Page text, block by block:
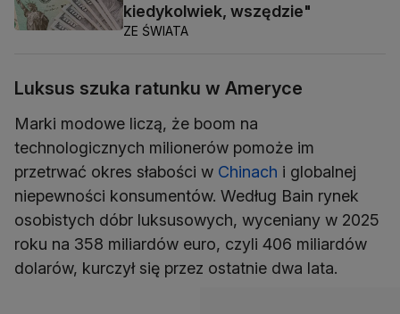
kiedykolwiek, wszędzie"
ZE ŚWIATA
Luksus szuka ratunku w Ameryce
Marki modowe liczą, że boom na
technologicznych milionerów pomoże im
przetrwać okres słabości w Chinach i globalnej
niepewności konsumentów. Według Bain rynek
osobistych dóbr luksusowych, wyceniany w 2025
roku na 358 miliardów euro, czyli 406 miliardów
dolarów, kurczył się przez ostatnie dwa lata.